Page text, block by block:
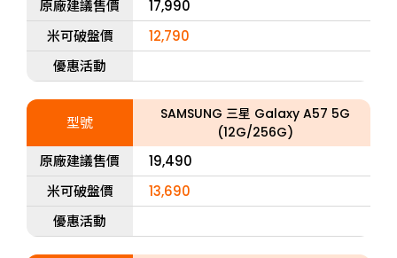
原廠建議售價
17,990
米可破盤價
12,790
優惠活動
型號
SAMSUNG 三星 Galaxy A57 5G
(12G/256G)
原廠建議售價
19,490
米可破盤價
13,690
優惠活動